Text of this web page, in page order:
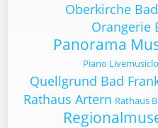
Oberkirche
Orangerie
Panorama
Piano
Quellgrund Bad
Rathaus Artern Rathaus